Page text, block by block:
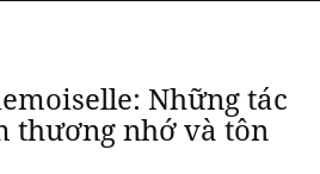
Những tác
thương nhớ và tôn